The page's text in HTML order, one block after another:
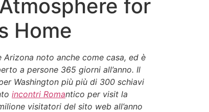
for
Home
noto anche come casa, ed è
a persone 365 giorni all’anno. Il
Washington più più di 300 schiavi
incontri Romantico per visit la
visitatori del sito web all’anno